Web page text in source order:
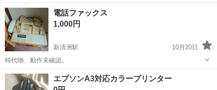
ん。 電源コードが切れて繋いであります。 動作未確認です。 場所は
中村区内のドラックストア駐車場になります。 どうぞよろしくお願い
します。
愛知 清須市 電話、ＦＡＸ
電話ファックス
1,000円
新清洲駅
10月20日
時代物、動作未確認。
愛知 清須市 新清洲駅 電話、ＦＡＸ
エプソンA3対応カラープリンター